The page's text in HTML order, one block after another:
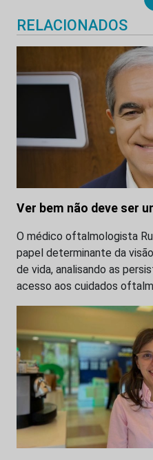
RELACIONADOS
Ver bem não deve ser
O médico oftalmologista
papel determinante da
de vida, analisando as
acesso aos cuidados